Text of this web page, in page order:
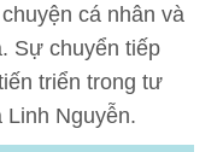
cá nhân và
Sự chuyển tiếp
triển trong tư
Linh Nguyễn.